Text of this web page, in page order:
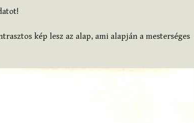
kép lesz az alap, ami alapján a mesterséges